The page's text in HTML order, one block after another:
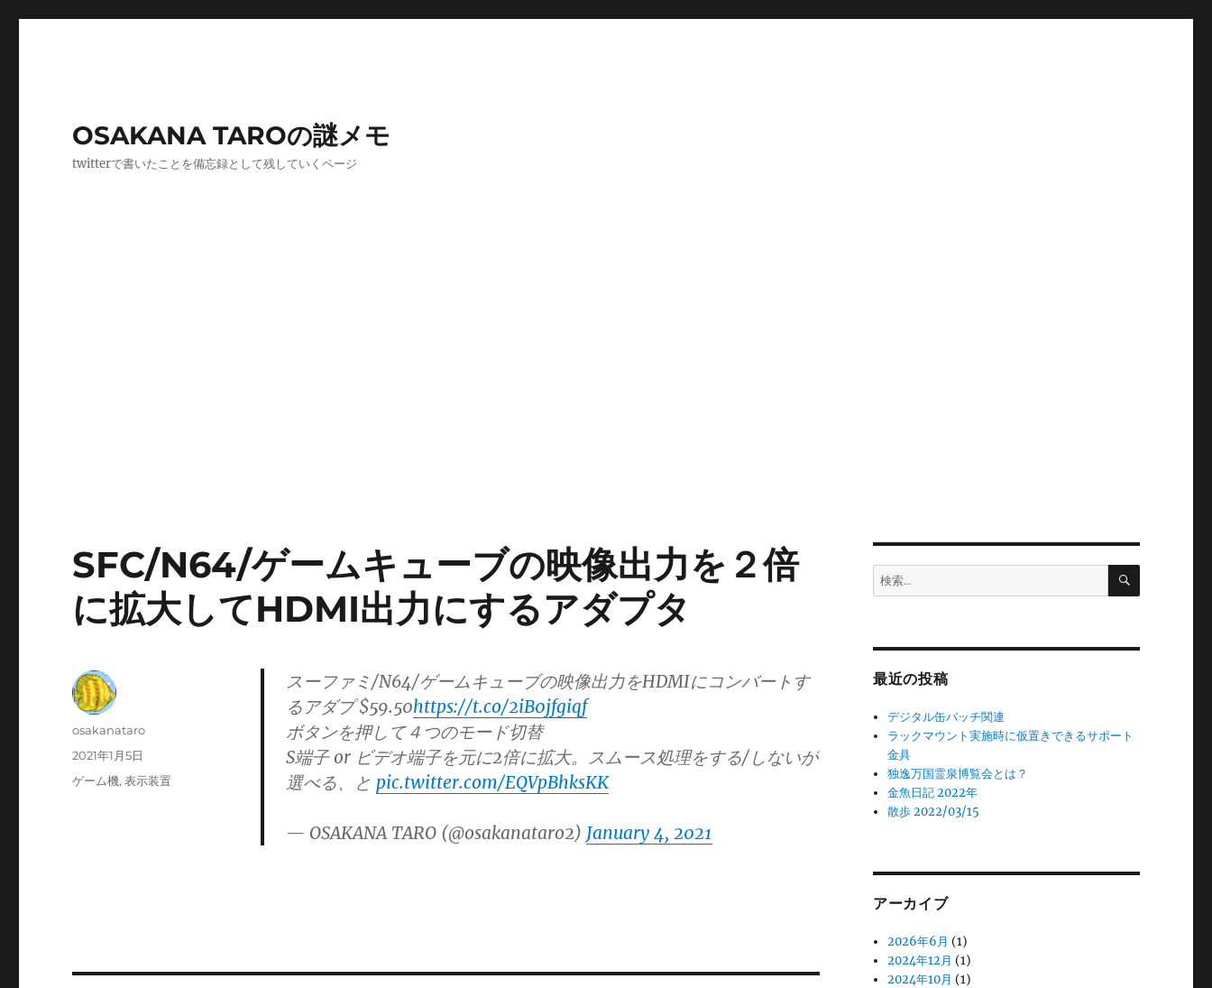
OSAKANA TAROの謎メモ
twitterで書いたことを備忘録として残していくページ
SFC/N64/ゲームキューブの映像出力を２倍
に拡大してHDMI出力にするアダプタ
スーファミ/N64/ゲームキューブの映像出力をHDMIにコンバートす
るアダプ $59.50https://t.co/2iB0jfgiqf
ボタンを押して４つのモード切替
S端子 or ビデオ端子を元に2倍に拡大。スムース処理をする/しないが
選べる、と pic.twitter.com/EQVpBhksKK
— OSAKANA TARO (@osakanataro2) January 4, 2021
投
osakanataro
投
稿
2021年1月5日
カ
ゲーム機,表示装置
検
索:
検
最近の投稿
デジタル缶バッチ関連
ラックマウント実施時に仮置きできるサポート
金具
独逸万国霊泉博覧会とは？
金魚日記 2022年
散歩 2022/03/15
アーカイブ
2026年6月 (1)
2024年12月 (1)
2024年10月 (1)